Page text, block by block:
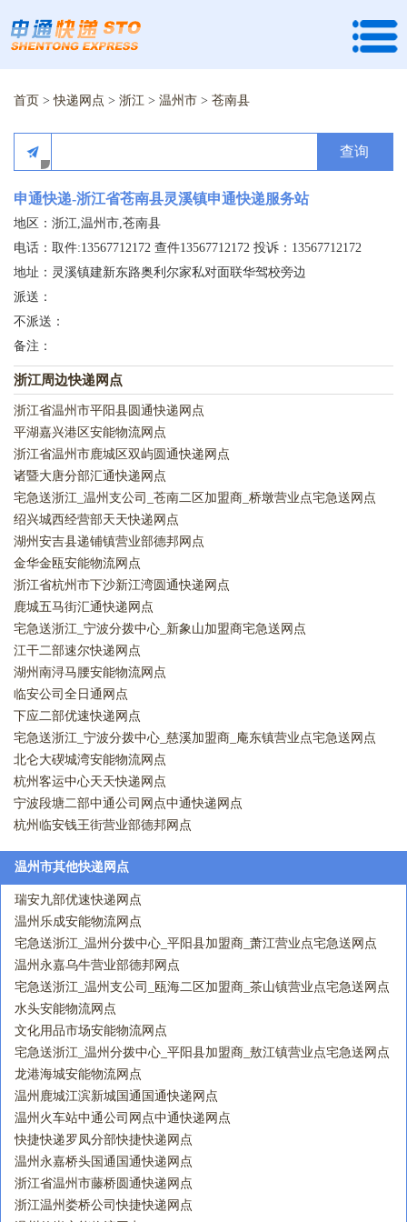
首页 >快递网点 > 浙江 > 温州市 > 苍南县
查询
申通快递-浙江省苍南县灵溪镇申通快递服务站
地区：浙江,温州市,苍南县
电话：取件:13567712172 查件13567712172 投诉：13567712172
地址：灵溪镇建新东路奥利尔家私对面联华驾校旁边
派送：
不派送：
备注：
浙江周边快递网点
浙江省温州市平阳县圆通快递网点
平湖嘉兴港区安能物流网点
浙江省温州市鹿城区双屿圆通快递网点
诸暨大唐分部汇通快递网点
宅急送浙江_温州支公司_苍南二区加盟商_桥墩营业点宅急送网点
绍兴城西经营部天天快递网点
湖州安吉县递铺镇营业部德邦网点
金华金瓯安能物流网点
浙江省杭州市下沙新江湾圆通快递网点
鹿城五马街汇通快递网点
宅急送浙江_宁波分拨中心_新象山加盟商宅急送网点
江干二部速尔快递网点
湖州南浔马腰安能物流网点
临安公司全日通网点
下应二部优速快递网点
宅急送浙江_宁波分拨中心_慈溪加盟商_庵东镇营业点宅急送网点
北仑大碶城湾安能物流网点
杭州客运中心天天快递网点
宁波段塘二部中通公司网点中通快递网点
杭州临安钱王街营业部德邦网点
温州市其他快递网点
瑞安九部优速快递网点
温州乐成安能物流网点
宅急送浙江_温州分拨中心_平阳县加盟商_萧江营业点宅急送网点
温州永嘉乌牛营业部德邦网点
宅急送浙江_温州支公司_瓯海二区加盟商_茶山镇营业点宅急送网点
水头安能物流网点
文化用品市场安能物流网点
宅急送浙江_温州分拨中心_平阳县加盟商_敖江镇营业点宅急送网点
龙港海城安能物流网点
温州鹿城江滨新城国通国通快递网点
温州火车站中通公司网点中通快递网点
快捷快递罗凤分部快捷快递网点
温州永嘉桥头国通国通快递网点
浙江省温州市藤桥圆通快递网点
浙江温州娄桥公司快捷快递网点